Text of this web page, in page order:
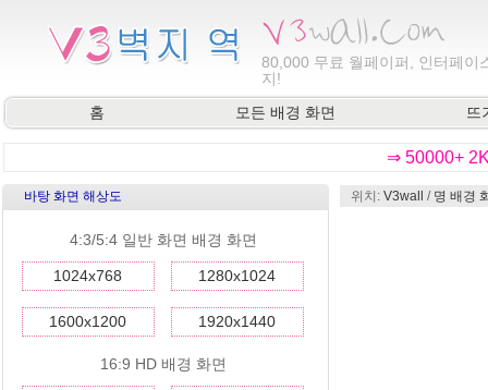
80,000 무료 월페이퍼, 인터페이
지!
홈
모든 배경 화면 뜨
⇒ 50000+
바탕 화면 해상도
4:3/5:4 일반 화면 배경 화면
1024x768 1280x1024
1600x1200 1920x1440
16:9 HD 배경 화면
위치: V3wall / 명 배경